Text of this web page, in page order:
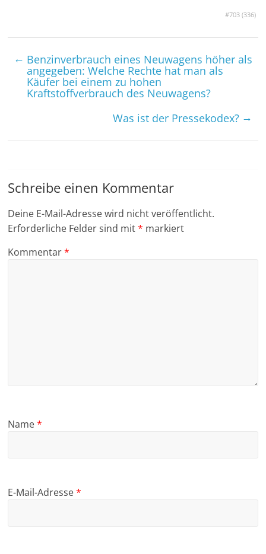
#703 (336)
← Benzinverbrauch eines Neuwagens höher als
angegeben: Welche Rechte hat man als
Käufer bei einem zu hohen
Kraftstoffverbrauch des Neuwagens?
Was ist der Pressekodex? →
Schreibe einen Kommentar
Deine E-Mail-Adresse wird nicht veröffentlicht.
Erforderliche Felder sind mit* markiert
Kommentar*
Name*
E-Mail-Adresse*